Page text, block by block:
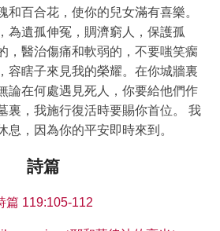
和百合花，使你的兒女滿有喜樂。
為遺孤伸冤，賙濟窮人，保護孤
，醫治傷痛和軟弱的，不要嗤笑瘸
容瞎子來見我的榮耀。在你城牆裏
論在何處遇見死人，你要給他們作
裏，我施行復活時要賜你首位。 我
息，因為你的平安即時來到。
詩篇
篇 119:105-112